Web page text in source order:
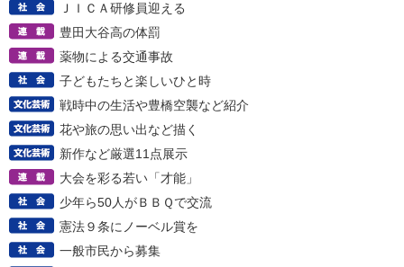
ＪＩＣＡ研修員迎える
豊田大谷高の体罰
薬物による交通事故
子どもたちと楽しいひと時
戦時中の生活や豊橋空襲など紹介
花や旅の思い出など描く
新作など厳選11点展示
大会を彩る若い「才能」
少年ら50人がＢＢＱで交流
憲法９条にノーベル賞を
一般市民から募集